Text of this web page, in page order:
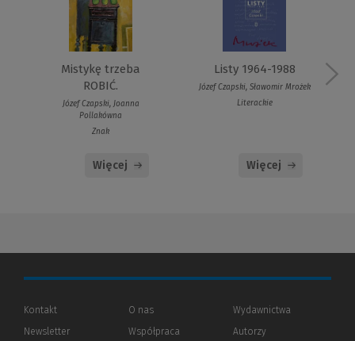
Mistykę trzeba
ROBIĆ.
Józef Czapski, Joanna
Pollakówna
Znak
Więcej
Listy 1964-1988
Józef Czapski, Sławomir Mrożek
Literackie
Więcej
Kontakt
Newsletter
O nas
Współpraca
Wydawnictwa
Autorzy